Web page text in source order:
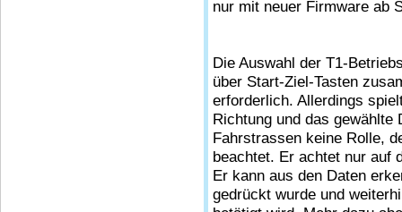
nur mit neuer Firmware ab
Die Auswahl der T1-
über Start-Ziel-Tasten
erforderlich. Allerdings
Richtung und das gewählte
Fahrstrassen keine Rolle,
beachtet. Er achtet nur auf
Er kann aus den Daten
gedrückt wurde und